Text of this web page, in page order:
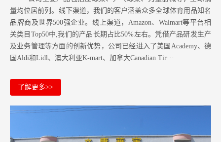
量均位居前列。 线下渠道，我们的客户涵盖众多全球体育用品知名
品牌商及世界500强企业。 线上渠道，Amazon、Walmart等平台相
关类目Top50中,我们的产品长期占比50%左右。凭借产品研发生产
及业务管理等方面的创新优势，公司已经进入了美国Academy、德
国Aldi和Lidl、澳大利亚K-mart、加拿大Canadian Tir···
了解更多>>